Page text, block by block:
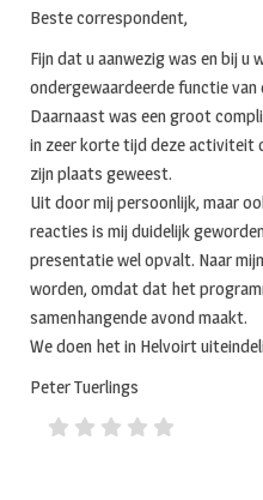
Beste correspondent,
Fijn dat u aanwezig was en bij u
ondergewaardeerde functie van
Daarnaast was een groot
in zeer korte tijd deze activiteit
zijn plaats geweest.
Uit door mij persoonlijk, maar
reacties is mij duidelijk
presentatie wel opvalt. Naar
worden, omdat dat het
samenhangende avond maakt.
We doen het in Helvoirt
Peter Tuerlings